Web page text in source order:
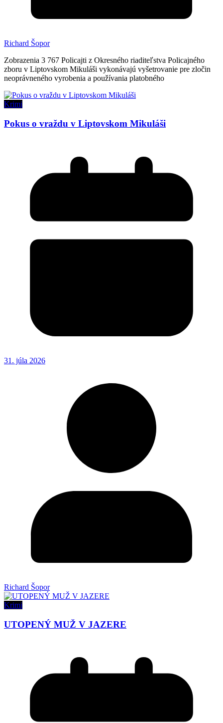
Richard Šopor
Zobrazenia 3 767 Policajti z Okresného riaditeľstva Policajného
zboru v Liptovskom Mikuláši vykonávajú vyšetrovanie pre zločin
neoprávneného vyrobenia a používania platobného
Krimi
Pokus o vraždu v Liptovskom Mikuláši
31. júla 2026
Richard Šopor
Krimi
UTOPENÝ MUŽ V JAZERE